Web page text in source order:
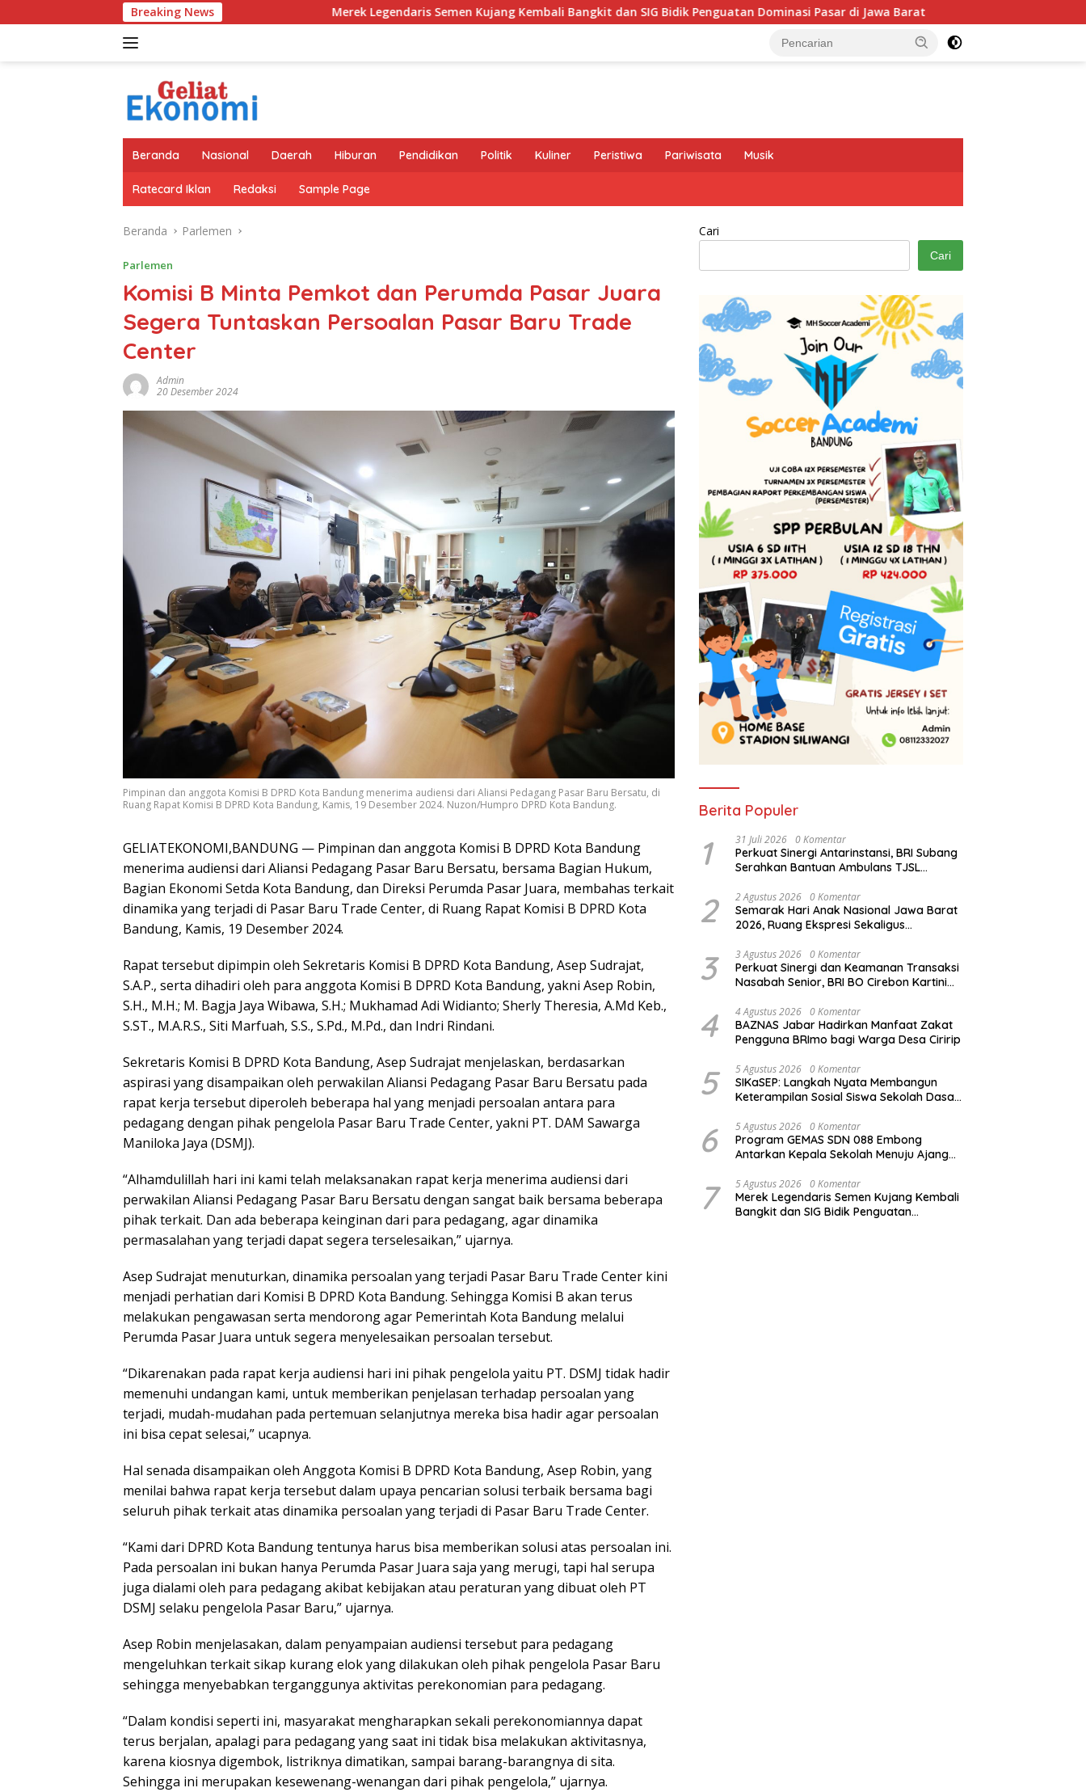
ke
Breaking NewsMerek Legendaris Semen Kujang Kembali Bangkit dan SIG Bidik Penguatan Dominasi Pasar di Jawa Barat Program GEMAS SDN 088 Embong
Beranda Nasional Daerah Hiburan Pendidikan Politik Kuliner Peristiwa Pariwisata Musik
Ratecard Iklan Redaksi Sample Page
Beranda Parlemen
Parlemen
Komisi B Minta Pemkot dan Perumda Pasar Juara
Segera Tuntaskan Persoalan Pasar Baru Trade
Center
Admin
20 Desember 2024
Pimpinan dan anggota Komisi B DPRD Kota Bandung menerima audiensi dari Aliansi Pedagang Pasar Baru Bersatu, di
Ruang Rapat Komisi B DPRD Kota Bandung, Kamis, 19 Desember 2024. Nuzon/Humpro DPRD Kota Bandung.
GELIATEKONOMI,BANDUNG — Pimpinan dan anggota Komisi B DPRD Kota Bandung
menerima audiensi dari Aliansi Pedagang Pasar Baru Bersatu, bersama Bagian Hukum,
Bagian Ekonomi Setda Kota Bandung, dan Direksi Perumda Pasar Juara, membahas terkait
dinamika yang terjadi di Pasar Baru Trade Center, di Ruang Rapat Komisi B DPRD Kota
Bandung, Kamis, 19 Desember 2024.
Rapat tersebut dipimpin oleh Sekretaris Komisi B DPRD Kota Bandung, Asep Sudrajat,
S.A.P., serta dihadiri oleh para anggota Komisi B DPRD Kota Bandung, yakni Asep Robin,
S.H., M.H.; M. Bagja Jaya Wibawa, S.H.; Mukhamad Adi Widianto; Sherly Theresia, A.Md Keb.,
S.ST., M.A.R.S., Siti Marfuah, S.S., S.Pd., M.Pd., dan Indri Rindani.
Sekretaris Komisi B DPRD Kota Bandung, Asep Sudrajat menjelaskan, berdasarkan
aspirasi yang disampaikan oleh perwakilan Aliansi Pedagang Pasar Baru Bersatu pada
rapat kerja tersebut diperoleh beberapa hal yang menjadi persoalan antara para
pedagang dengan pihak pengelola Pasar Baru Trade Center, yakni PT. DAM Sawarga
Maniloka Jaya (DSMJ).
“Alhamdulillah hari ini kami telah melaksanakan rapat kerja menerima audiensi dari
perwakilan Aliansi Pedagang Pasar Baru Bersatu dengan sangat baik bersama beberapa
pihak terkait. Dan ada beberapa keinginan dari para pedagang, agar dinamika
permasalahan yang terjadi dapat segera terselesaikan,” ujarnya.
Asep Sudrajat menuturkan, dinamika persoalan yang terjadi Pasar Baru Trade Center kini
menjadi perhatian dari Komisi B DPRD Kota Bandung. Sehingga Komisi B akan terus
melakukan pengawasan serta mendorong agar Pemerintah Kota Bandung melalui
Perumda Pasar Juara untuk segera menyelesaikan persoalan tersebut.
“Dikarenakan pada rapat kerja audiensi hari ini pihak pengelola yaitu PT. DSMJ tidak hadir
memenuhi undangan kami, untuk memberikan penjelasan terhadap persoalan yang
terjadi, mudah-mudahan pada pertemuan selanjutnya mereka bisa hadir agar persoalan
ini bisa cepat selesai,” ucapnya.
Hal senada disampaikan oleh Anggota Komisi B DPRD Kota Bandung, Asep Robin, yang
menilai bahwa rapat kerja tersebut dalam upaya pencarian solusi terbaik bersama bagi
seluruh pihak terkait atas dinamika persoalan yang terjadi di Pasar Baru Trade Center.
“Kami dari DPRD Kota Bandung tentunya harus bisa memberikan solusi atas persoalan ini.
Pada persoalan ini bukan hanya Perumda Pasar Juara saja yang merugi, tapi hal serupa
juga dialami oleh para pedagang akibat kebijakan atau peraturan yang dibuat oleh PT
DSMJ selaku pengelola Pasar Baru,” ujarnya.
Asep Robin menjelasakan, dalam penyampaian audiensi tersebut para pedagang
mengeluhkan terkait sikap kurang elok yang dilakukan oleh pihak pengelola Pasar Baru
sehingga menyebabkan terganggunya aktivitas perekonomian para pedagang.
“Dalam kondisi seperti ini, masyarakat mengharapkan sekali perekonomiannya dapat
terus berjalan, apalagi para pedagang yang saat ini tidak bisa melakukan aktivitasnya,
karena kiosnya digembok, listriknya dimatikan, sampai barang-barangnya di sita.
Sehingga ini merupakan kesewenang-wenangan dari pihak pengelola,” ujarnya.
Cari
Cari
Berita Populer
1 31 Juli 2026 0 Komentar
Perkuat Sinergi Antarinstansi, BRI Subang
Serahkan Bantuan Ambulans TJSL
Penunjang Kesehatan Masyarakat
2 2 Agustus 2026 0 Komentar
Semarak Hari Anak Nasional Jawa Barat
2026, Ruang Ekspresi Sekaligus
3 3 Agustus 2026 0 Komentar
Perkuat Sinergi dan Keamanan Transaksi
Nasabah Senior, BRI BO Cirebon Kartini
4 4 Agustus 2026 0 Komentar
BAZNAS Jabar Hadirkan Manfaat Zakat
Pengguna BRImo bagi Warga Desa Ciririp
5 5 Agustus 2026 0 Komentar
SIKaSEP: Langkah Nyata Membangun
Keterampilan Sosial Siswa Sekolah Dasar
6 5 Agustus 2026 0 Komentar
Program GEMAS SDN 088 Embong
Antarkan Kepala Sekolah Menuju Ajang
Barat 2026
7 5 Agustus 2026 0 Komentar
Merek Legendaris Semen Kujang Kembali
Bangkit dan SIG Bidik Penguatan